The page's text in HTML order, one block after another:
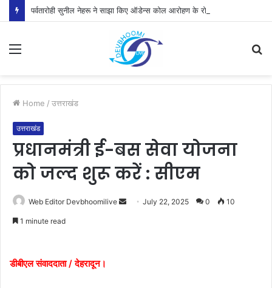
पर्वतारोही सुनील नेहरू ने साझा किए ऑडेन्स कोल आरोहण के रोमांचक अनुभव
Menu
Home / उत्तराखंड
उत्तराखंड
प्रधानमंत्री ई-बस सेवा योजना
को जल्द शुरू करें : सीएम
Web Editor Devbhoomilive
SendJuly 22, 2025 0 10
1 minute read
डीबीएल संवाददाता / देहरादून।